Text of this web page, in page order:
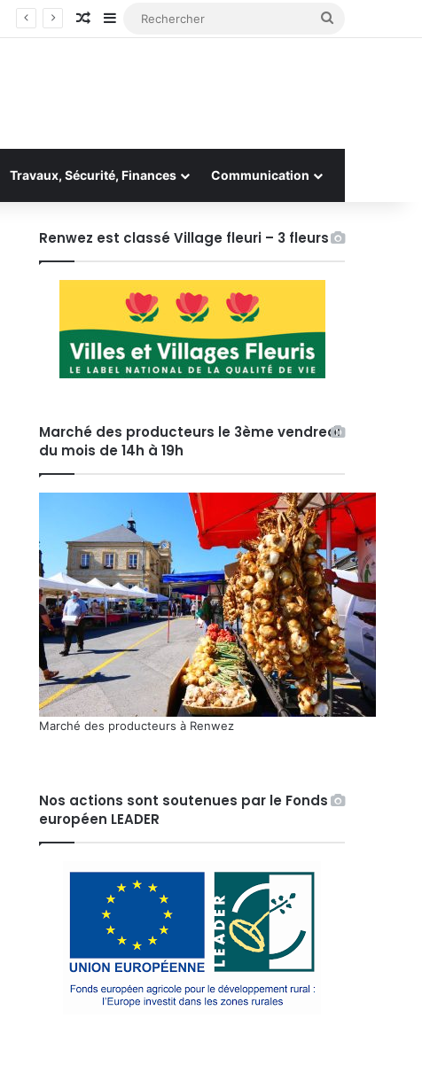
Article Aléatoire
Sidebar (barre latérale)
Travaux, Sécurité, Finances Communication
Renwez est classé Village fleuri – 3 fleurs
Marché des producteurs le 3ème vendredi
du mois de 14h à 19h
Marché des producteurs à Renwez
Nos actions sont soutenues par le Fonds
européen LEADER